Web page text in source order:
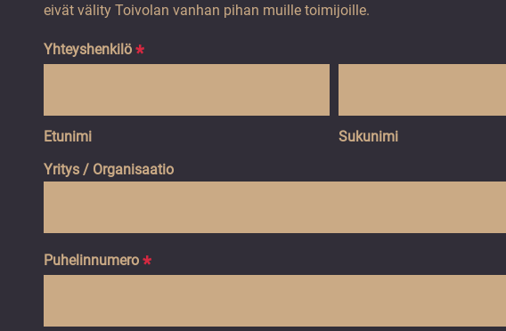
eivät välity Toivolan vanhan pihan muille toimijoille.
Yhteyshenkilö *
Etunimi
Sukunimi
Yritys / Organisaatio
Puhelinnumero *